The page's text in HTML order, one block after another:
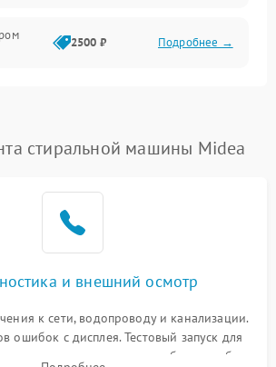
2500 ₽ Подробнее →
Подробнее →
стиральной машины Midea
и внешний осмотр
к сети, водопроводу и канализации.
ошибок с дисплея. Тестовый запуск для
шумов, протечек или сбоев в работе